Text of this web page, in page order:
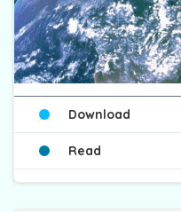
Download
Read